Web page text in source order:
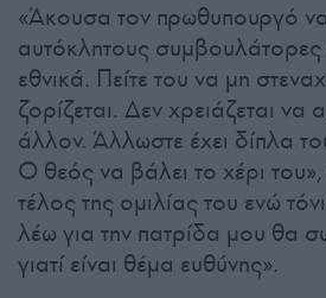
«Άκουσα τον πρωθυπουργό να
αυτόκλητους
εθνικά. Πείτε του να μη
ζορίζεται. Δεν χρειάζεται να
άλλον. Άλλωστε έχει δίπλα
Ο θεός να βάλει το χέρι του»,
τέλος της ομιλίας του ενώ
λέω για την πατρίδα μου θα
γιατί είναι θέμα ευθύνης».